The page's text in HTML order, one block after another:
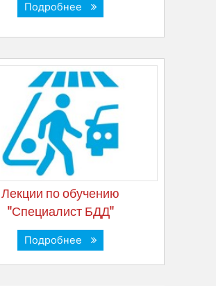
Подробнее
Лекции по обучению
"Специалист БДД"
Подробнее